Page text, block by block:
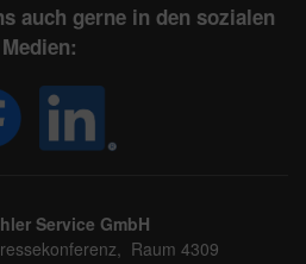
auch gerne in den sozialen
Medien:
Service GmbH
Raum 4309